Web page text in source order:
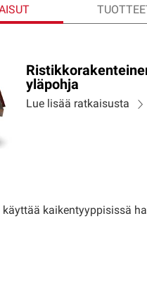
TUOTTEET
yläpohja
Lue lisää ratkaisusta
kaikentyyppisissä